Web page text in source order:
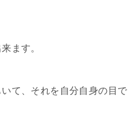
ます。
て、それを自分自身の目で